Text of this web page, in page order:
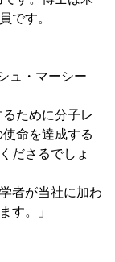
です。
ュ・マーシー
るために分子レ
命を達成する
ださるでしょ
者が当社に加わ
す。」